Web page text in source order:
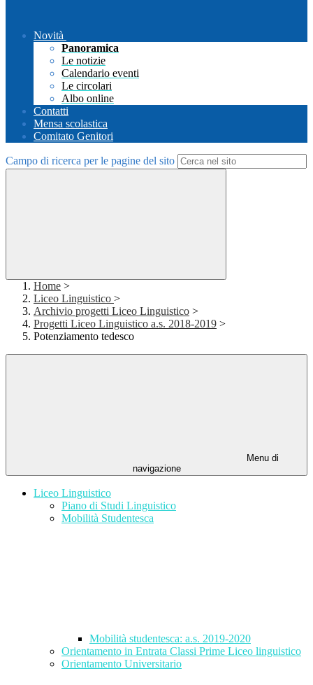
Novità
Panoramica
Le notizie
Calendario eventi
Le circolari
Albo online
Contatti
Mensa scolastica
Comitato Genitori
Campo di ricerca per le pagine del sito
Home >
Liceo Linguistico >
Archivio progetti Liceo Linguistico >
Progetti Liceo Linguistico a.s. 2018-2019 >
Potenziamento tedesco
Menu di
navigazione
Liceo Linguistico
Piano di Studi Linguistico
Mobilità Studentesca
Mobilità studentesca: a.s. 2019-2020
Orientamento in Entrata Classi Prime Liceo linguistico
Orientamento Universitario